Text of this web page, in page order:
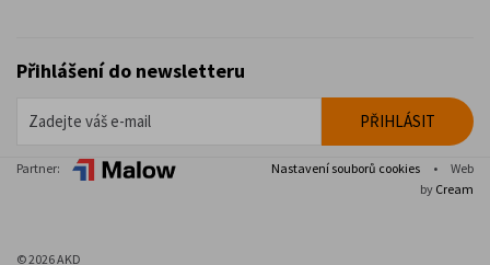
Přihlášení do newsletteru
Partner: Nastavení souborů cookies •
Web
by Cream
© 2026 AKD